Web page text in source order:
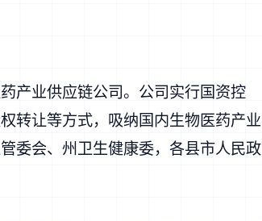
产业供应链公司。公司实行国资控
转让等方式，吸纳国内生物医药产业
委会、州卫生健康委，各县市人民政